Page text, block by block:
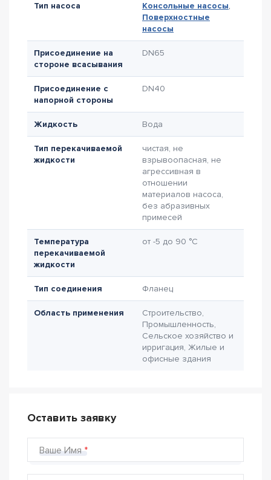
Тип насоса Консольные насосы,
Поверхностные
насосы
Присоединение на
стороне всасывания
DN65
Присоединение с
напорной стороны
DN40
Жидкость Вода
Тип перекачиваемой
жидкости
чистая, не
взрывоопасная, не
агрессивная в
отношении
материалов насоса,
без абразивных
примесей
Температура
перекачиваемой
жидкости
от -5 до 90 °C
Тип соединения Фланец
Область применения
Строительство,
Промышленность,
Сельское хозяйство и
ирригация, Жилые и
офисные здания
Оставить заявку
Ваше Имя